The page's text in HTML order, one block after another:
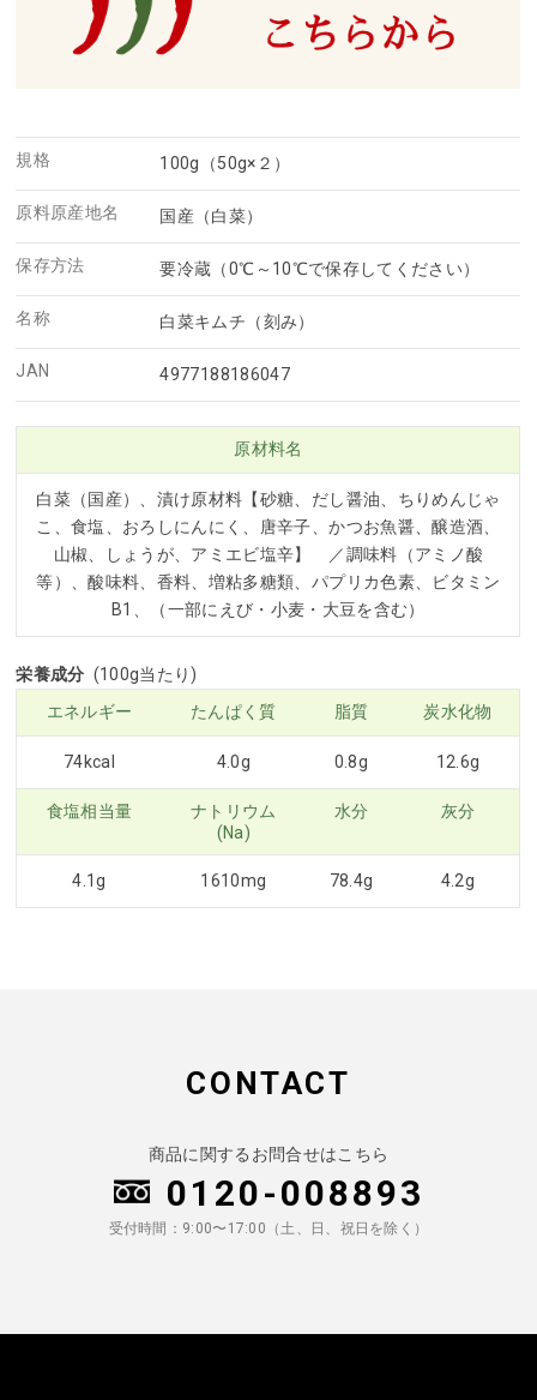
規格 100g（50g×２）
原料原産地名 国産（白菜）
保存方法 要冷蔵（0℃～10℃で保存してください）
名称 白菜キムチ（刻み）
JAN 4977188186047
原材料名
白菜（国産）、漬け原材料【砂糖、だし醤油、ちりめんじゃ
こ、食塩、おろしにんにく、唐辛子、かつお魚醤、醸造酒、
山椒、しょうが、アミエビ塩辛】 ／調味料（アミノ酸
等）、酸味料、香料、増粘多糖類、パプリカ色素、ビタミン
B1、（一部にえび・小麦・大豆を含む）
栄養成分 (100g当たり)
エネルギー
たんぱく質 脂質 炭水化物
74kcal 4.0g 0.8g 12.6g
食塩相当量
ナトリウム
(Na)
水分 灰分
4.1g 1610mg 78.4g 4.2g
CONTACT
商品に関するお問合せはこちら
0120-008893
受付時間：9:00〜17:00（土、日、祝日を除く）